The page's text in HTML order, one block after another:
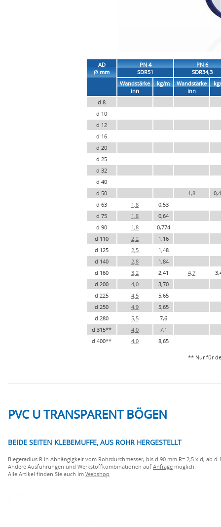
AD
Ø mm
PN 4
SDR51
PN 6
SDR34,3
Wandstärke
inn
kg/m
Wandstärke
inn
d 8
d 10
d 12
d 16
d 20
d 25
d 32
d 40
d 50
1,8
d 63
1,8
0,53
d 75
1,8
0,64
d 90
1,8
0,774
d 110
2,2
1,16
d 125
2,5
1,48
d 140
2,8
1,84
d 160
3,2 2,41 4,7
d 200
4,0
3,70
d 225
4,5
5,65
d 250
4,9
5,65
d 280
5,5
7,6
d 315**
4,0
7,1
d 400**
4,0 8,65
** Nur für
PVC U TRANSPARENT BÖGEN
BEIDE SEITEN KLEBEMUFFE, AUS ROHR HERGESTELLT
Biegeradius R in Abhängigkeit vom Rohrdurchmesser, bis d 90 mm R= 2,5 x d, ab d
Andere Ausführungen und Werkstoffkombinationen auf Anfrage möglich.
Alle Artikel finden Sie auch im Webshop